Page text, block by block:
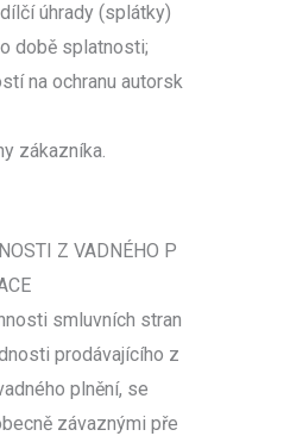
úhrady (splátky)
době splatnosti;
na ochranu autorsk
zákazníka.
Z VADNÉHO P
smluvních stran
prodávajícího z
plnění, se
závaznými pře